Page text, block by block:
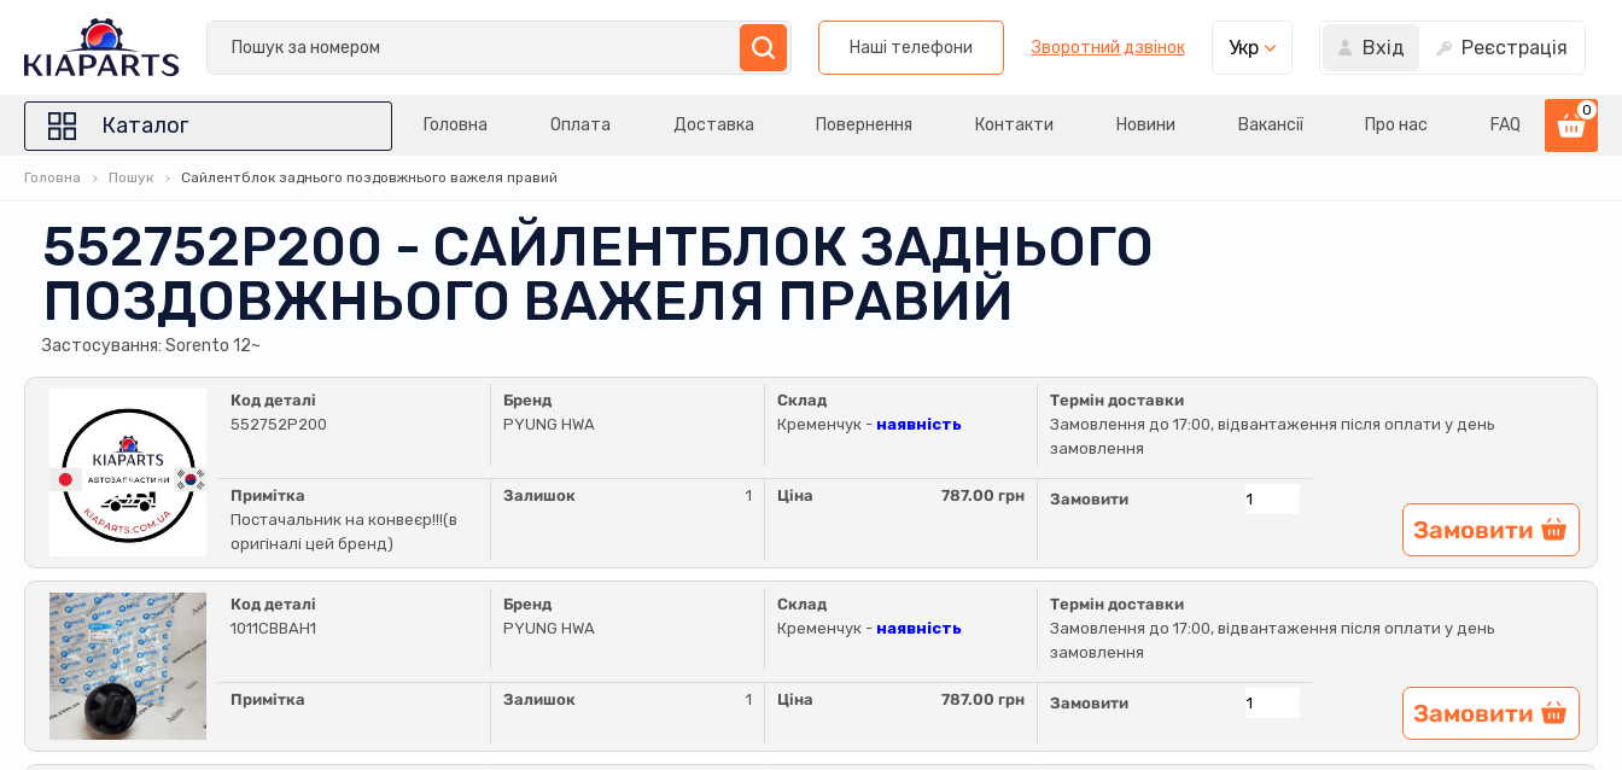
Наші телефони Зворотний дзвінок Укр Вхід Реєстрація
Каталог Головна Оплата Доставка Повернення Контакти Новини Вакансії Про нас FAQ
0
Головна Пошук Сайлентблок заднього поздовжнього важеля правий
552752P200 - САЙЛЕНТБЛОК ЗАДНЬОГО
ПОЗДОВЖНЬОГО ВАЖЕЛЯ ПРАВИЙ
Застосування: Sorento 12~
Код деталі
552752P200
Бренд
PYUNG HWA
Склад
Кременчук - наявність
Термін доставки
Замовлення до 17:00, відвантаження після оплати у день
замовлення
Примітка
Постачальник на конвеєр!!!(в
оригіналі цей бренд)
Залишок 1 Ціна 787.00 грн Замовити
Замовити
Код деталі
1011CBBAH1
Бренд
PYUNG HWA
Склад
Кременчук - наявність
Термін доставки
Замовлення до 17:00, відвантаження після оплати у день
замовлення
Примітка Залишок 1 Ціна 787.00 грн Замовити Замовити